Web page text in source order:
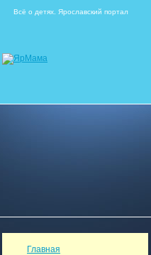
Всё о детях. Ярославский портал
Главная